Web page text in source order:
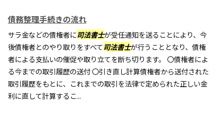
債務整理手続きの流れ
サラ金などの債権者に司法書士が受任通知を送ることにより、今
後債権者とのやり取りをすべて司法書士が行うこととなり、債権
者による支払いの催促や取り立てを断ち切ります。 〇債権者によ
る今までの取引履歴の送付 〇引き直し計算債権者から送付された
取引履歴をもとに、これまでの取引を法律で定められた正しい金
利に直して計算するこ...